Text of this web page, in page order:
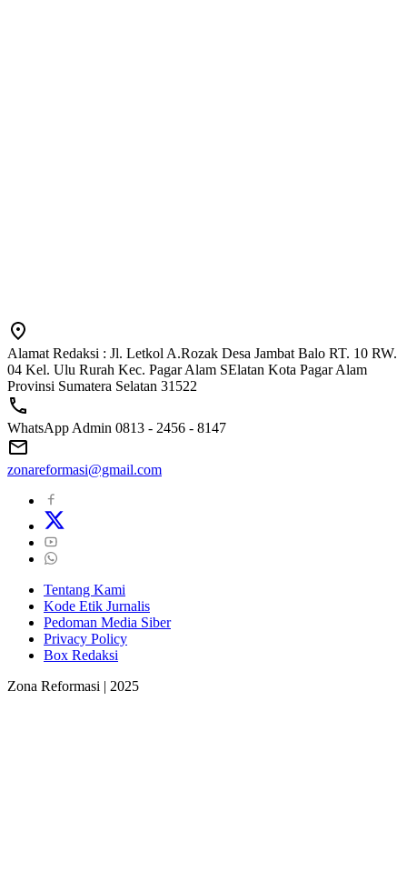
Alamat Redaksi : Jl. Letkol A.Rozak Desa Jambat Balo RT. 10 RW.
04 Kel. Ulu Rurah Kec. Pagar Alam SElatan Kota Pagar Alam
Provinsi Sumatera Selatan 31522
WhatsApp Admin 0813 - 2456 - 8147
zonareformasi@gmail.com
Tentang Kami
Kode Etik Jurnalis
Pedoman Media Siber
Privacy Policy
Box Redaksi
Zona Reformasi | 2025